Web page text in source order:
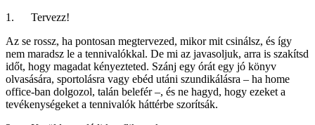
1. Tervezz!
Az se rossz, ha pontosan megtervezed, mikor mit csinálsz, és így
nem maradsz le a tennivalókkal. De mi az javasoljuk, arra is szakítsd
időt, hogy magadat kényezteted. Szánj egy órát egy jó könyv
olvasására, sportolásra vagy ebéd utáni szundikálásra – ha home
office-ban dolgozol, talán belefér –, és ne hagyd, hogy ezeket a
tevékenységeket a tennivalók háttérbe szorítsák.